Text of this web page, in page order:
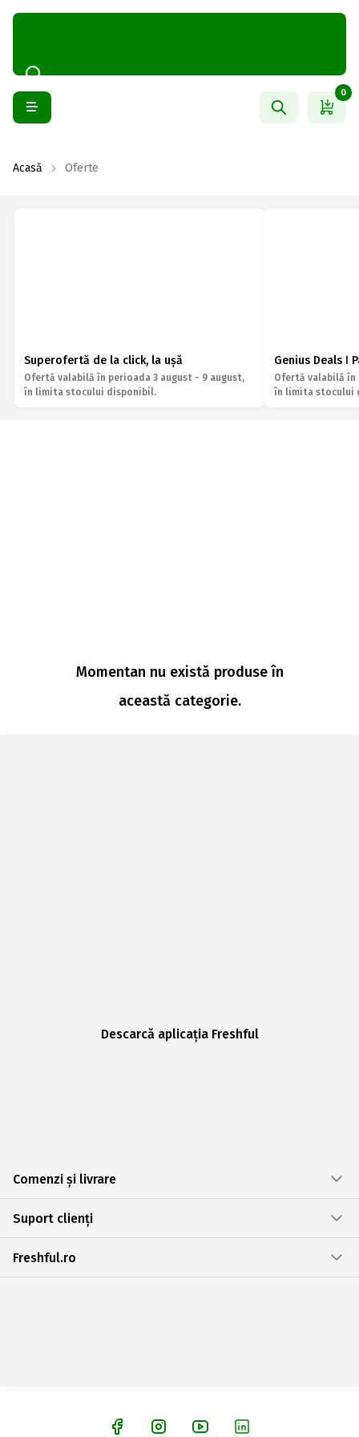
0
Acasă Oferte
Superofertă de la click, la ușă
Ofertă valabilă în perioada 3 august - 9 august,
în limita stocului disponibil.
Genius Deals ǀ
Ofertă valabilă în
în limita stocului
Momentan nu există produse în
această categorie.
Descarcă aplicația Freshful
Comenzi și livrare
Suport clienți
Freshful.ro